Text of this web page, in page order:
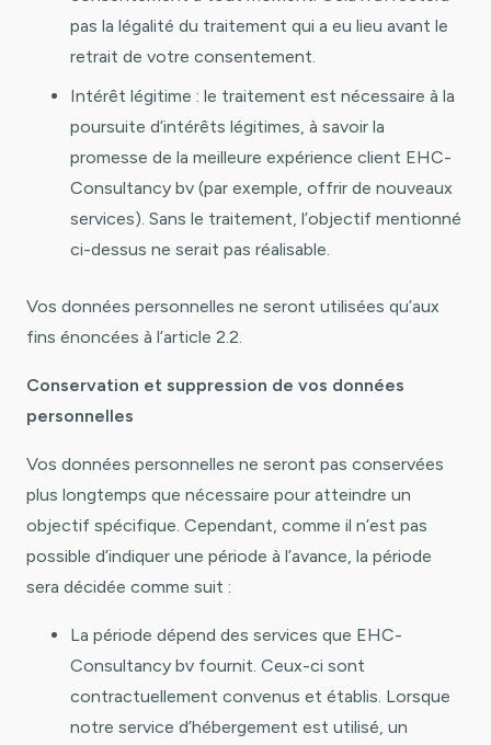
pas la légalité du traitement qui a eu lieu avant le
retrait de votre consentement.
Intérêt légitime : le traitement est nécessaire à la
poursuite d’intérêts légitimes, à savoir la
promesse de la meilleure expérience client EHC-
Consultancy bv (par exemple, offrir de nouveaux
services). Sans le traitement, l’objectif mentionné
ci-dessus ne serait pas réalisable.
Vos données personnelles ne seront utilisées qu’aux
fins énoncées à l’article 2.2.
Conservation et suppression de vos données
personnelles
Vos données personnelles ne seront pas conservées
plus longtemps que nécessaire pour atteindre un
objectif spécifique. Cependant, comme il n’est pas
possible d’indiquer une période à l’avance, la période
sera décidée comme suit :
La période dépend des services que EHC-
Consultancy bv fournit. Ceux-ci sont
contractuellement convenus et établis. Lorsque
notre service d’hébergement est utilisé, un